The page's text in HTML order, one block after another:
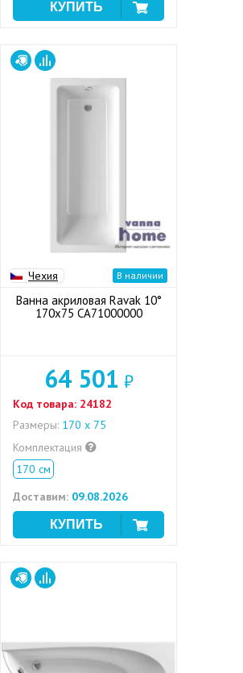
Чехия В наличии
Ванна акриловая Ravak 10°
170x75 CA71000000
64 501 ₽
Код товара: 24182
Размеры: 170 х 75
Комплектация
170 см
Доставим: 09.08.2026